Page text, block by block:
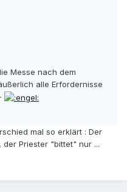
Messe nach dem
alle Erfordernisse
mal so erklärt : Der
Priester "bittet" nur ...